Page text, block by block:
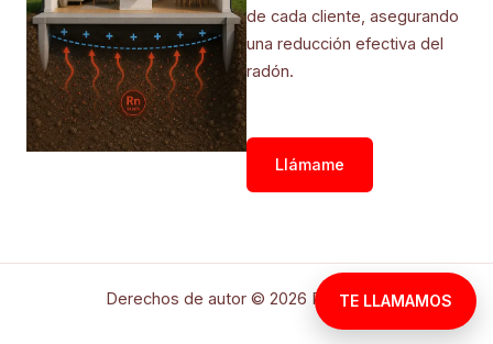
de cada cliente, asegurando
una reducción efectiva del
radón.
Llámame
Derechos de autor © 2026 RadonAlfaTE LLAMAMOS